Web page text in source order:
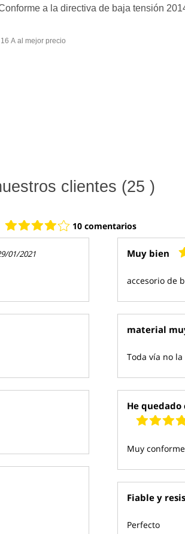
a la directiva de baja tensión
industrial macho 3P+T 380V IP44 aerea Rojo 16 A al mejor precio
clientes (25 )
10 comentarios
01/2021 Muy bien
accesorio de
material
Toda vía no
He
Muy conforme
Fiable y
Perfecto